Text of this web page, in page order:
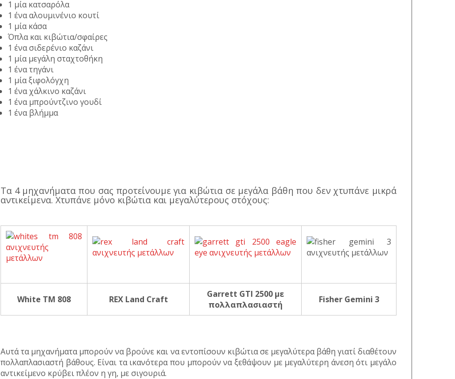
1 μία κατσαρόλα
1 ένα αλουμινένιο κουτί
1 μία κάσα
Όπλα και κιβώτια/σφαίρες
1 ένα σιδερένιο καζάνι
1 μία μεγάλη σταχτοθήκη
1 ένα τηγάνι
1 μία ξιφολόγχη
1 ένα χάλκινο καζάνι
1 ένα μπρούντζινο γουδί
1 ένα βλήμμα
Τα 4 μηχανήματα που σας προτείνουμε για κιβώτια σε μεγάλα βάθη που δεν χτυπάνε μικρά
αντικείμενα. Χτυπάνε μόνο κιβώτια και μεγαλύτερους στόχους:
White TM 808 REX Land Craft
Garrett GTI 2500 με
πολλαπλασιαστή
Fisher Gemini 3
Αυτά τα μηχανήματα μπορούν να βρούνε και να εντοπίσουν κιβώτια σε μεγαλύτερα βάθη γιατί διαθέτουν
πολλαπλασιαστή βάθους. Είναι τα ικανότερα που μπορούν να ξεθάψουν με μεγαλύτερη άνεση ότι μεγάλο
αντικείμενο κρύβει πλέον η γη, με σιγουριά.